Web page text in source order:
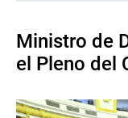
Ministro de
el Pleno del